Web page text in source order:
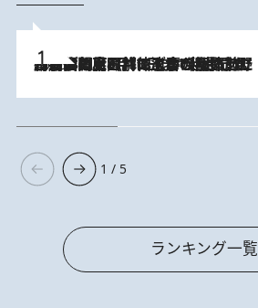
2026.8.8
「最後に見られてよかった」上野動物園の東園パンダ舎が解体前に特別公開。8月16日まで延長されたパネル展と共に辿る“半世紀”のパンダ飼育《解体工事の図面あり》
1 / 5
ランキング一覧